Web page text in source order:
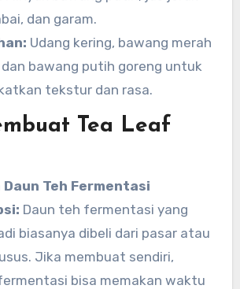
dan garam.
Udang kering, bawang merah
dan bawang putih goreng untuk
tekstur dan rasa.
Tea Leaf
Teh Fermentasi
Daun teh fermentasi yang
biasanya dibeli dari pasar atau
Jika membuat sendiri,
bisa memakan waktu